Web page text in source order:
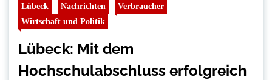
Lübeck Nachrichten
Verbraucher
Wirtschaft und Politik
Lübeck: Mit dem
Hochschulabschluss erfolgreich